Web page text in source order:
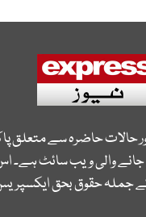
حالات حاضرہ سے متعلق
والی ویب سائٹ ہے۔
کے جملہ حقوق بحق